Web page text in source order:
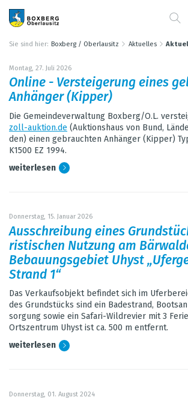
Sie sind hier: Boxberg / Oberlausitz Aktuelles
Mon­tag, 27. Juli 2026
Online - Ver­stei­ge­rung eines
Anhän­ger (Kip­per)
Die Gemein­de­ver­wal­tung Box­berg/O.L.
zoll-​auktion.​de (Auk­ti­ons­haus von Bund,
den) einen gebrauch­ten Anhän­ger (Kip­per)
K1500 EZ 1994.
wei­ter­le­sen
Don­ners­tag, 15. Januar 2026
Aus­schrei­bung eines
ris­ti­schen Nut­zung am
Bebau­ungs­ge­biet Uhyst
Strand 1“
Das Ver­kaufs­ob­jekt befin­det sich im
des Grund­stücks sind ein Bade­strand,
sor­gung sowie ein Safari-Wild­re­vier mit 3
Orts­zen­trum Uhyst ist ca. 500 m ent­fernt.
wei­ter­le­sen
Don­ners­tag, 01. August 2024